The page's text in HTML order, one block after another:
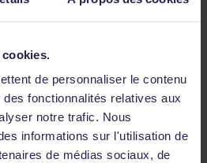
de personnaliser le contenu
fonctionnalités relatives aux
notre trafic. Nous
informations sur l'utilisation de
de médias sociaux, de
entendu de plusieurs
solaires dépend de